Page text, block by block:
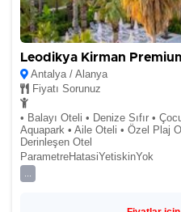
Leodikya Kirman
Antalya / Alanya
Fiyatı Sorunuz
• Balayı Oteli • Denize Sıfır •
Aquapark • Aile Oteli • Özel Plaj
Derinleşen Otel
ParametreHatasiYetiskinYok